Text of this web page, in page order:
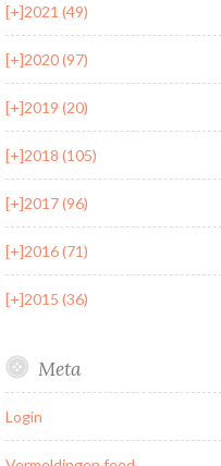
[+]2021 (49)
[+]2020 (97)
[+]2019 (20)
[+]2018 (105)
[+]2017 (96)
[+]2016 (71)
[+]2015 (36)
Meta
Login